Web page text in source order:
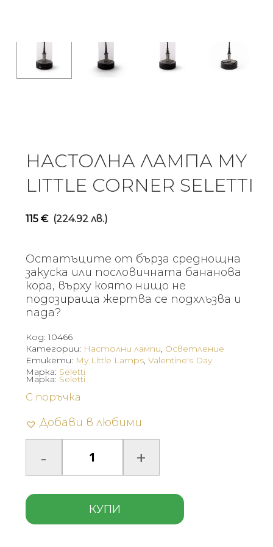
НАСТОЛНА ЛАМПА MY
LITTLE CORNER SELETTI
115 € (224.92 лв.)
Остатъците от бърза среднощна
закуска или пословичната бананова
кора, върху която нищо не
подозираща жертва се подхлъзва и
пада?
Код:10466
Категории: Настолни лампи, Осветление
Етикети: My Little Lamps, Valentine's Day
Марка: Seletti
С поръчка
Добави в любими
КУПИ
Марка: Seletti